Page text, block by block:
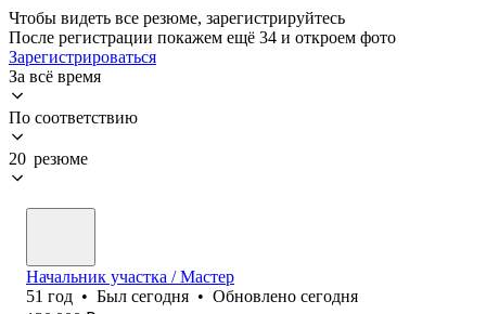
Чтобы видеть все резюме, зарегистрируйтесь
После регистрации покажем ещё 34 и откроем фото
Зарегистрироваться
За всё время
По соответствию
20 резюме
Начальник участка / Мастер
51 год • Был сегодня • Обновлено сегодня